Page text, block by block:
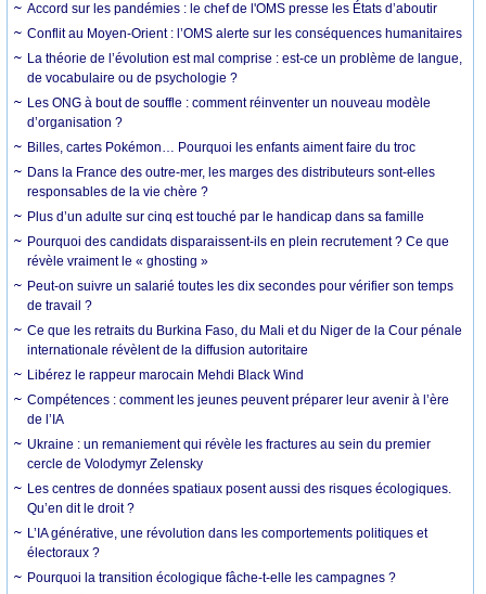
Accord sur les pandémies : le chef de l'OMS presse les États d’aboutir
Conflit au Moyen-Orient : l’OMS alerte sur les conséquences humanitaires
La théorie de l’évolution est mal comprise : est-ce un problème de langue,
de vocabulaire ou de psychologie ?
Les ONG à bout de souffle : comment réinventer un nouveau modèle
d’organisation ?
Billes, cartes Pokémon… Pourquoi les enfants aiment faire du troc
Dans la France des outre-mer, les marges des distributeurs sont-elles
responsables de la vie chère ?
Plus d’un adulte sur cinq est touché par le handicap dans sa famille
Pourquoi des candidats disparaissent-ils en plein recrutement ? Ce que
révèle vraiment le « ghosting »
Peut-on suivre un salarié toutes les dix secondes pour vérifier son temps
de travail ?
Ce que les retraits du Burkina Faso, du Mali et du Niger de la Cour pénale
internationale révèlent de la diffusion autoritaire
Libérez le rappeur marocain Mehdi Black Wind
Compétences : comment les jeunes peuvent préparer leur avenir à l’ère
de l’IA
Ukraine : un remaniement qui révèle les fractures au sein du premier
cercle de Volodymyr Zelensky
Les centres de données spatiaux posent aussi des risques écologiques.
Qu’en dit le droit ?
L’IA générative, une révolution dans les comportements politiques et
électoraux ?
Pourquoi la transition écologique fâche-t-elle les campagnes ?